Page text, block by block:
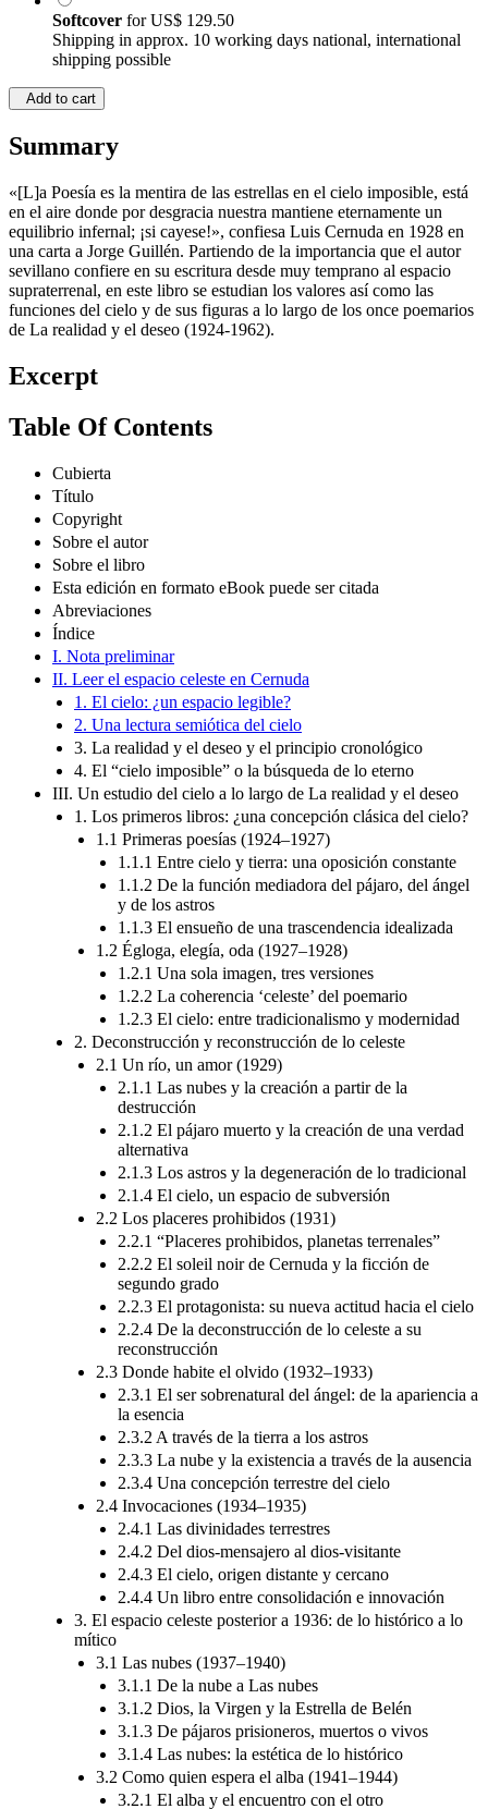
Softcover forUS$ 129.50
Shipping in approx. 10 working days national, international
shipping possible
Add to cart
Summary
«[L]a Poesía es la mentira de las estrellas en el cielo imposible, está
en el aire donde por desgracia nuestra mantiene eternamente un
equilibrio infernal; ¡si cayese!», confiesa Luis Cernuda en 1928 en
una carta a Jorge Guillén. Partiendo de la importancia que el autor
sevillano confiere en su escritura desde muy temprano al espacio
supraterrenal, en este libro se estudian los valores así como las
funciones del cielo y de sus figuras a lo largo de los once poemarios
de La realidad y el deseo (1924-1962).
Excerpt
Table Of Contents
Cubierta
Título
Copyright
Sobre el autor
Sobre el libro
Esta edición en formato eBook puede ser citada
Abreviaciones
Índice
I. Nota preliminar
II. Leer el espacio celeste en Cernuda
1. El cielo: ¿un espacio legible?
2. Una lectura semiótica del cielo
3. La realidad y el deseo y el principio cronológico
4. El “cielo imposible” o la búsqueda de lo eterno
III. Un estudio del cielo a lo largo de La realidad y el deseo
1. Los primeros libros: ¿una concepción clásica del cielo?
1.1 Primeras poesías (1924–1927)
1.1.1 Entre cielo y tierra: una oposición constante
1.1.2 De la función mediadora del pájaro, del ángel
y de los astros
1.1.3 El ensueño de una trascendencia idealizada
1.2 Égloga, elegía, oda (1927–1928)
1.2.1 Una sola imagen, tres versiones
1.2.2 La coherencia ‘celeste’ del poemario
1.2.3 El cielo: entre tradicionalismo y modernidad
2. Deconstrucción y reconstrucción de lo celeste
2.1 Un río, un amor (1929)
2.1.1 Las nubes y la creación a partir de la
destrucción
2.1.2 El pájaro muerto y la creación de una verdad
alternativa
2.1.3 Los astros y la degeneración de lo tradicional
2.1.4 El cielo, un espacio de subversión
2.2 Los placeres prohibidos (1931)
2.2.1 “Placeres prohibidos, planetas terrenales”
2.2.2 El soleil noir de Cernuda y la ficción de
segundo grado
2.2.3 El protagonista: su nueva actitud hacia el cielo
2.2.4 De la deconstrucción de lo celeste a su
reconstrucción
2.3 Donde habite el olvido (1932–1933)
2.3.1 El ser sobrenatural del ángel: de la apariencia a
la esencia
2.3.2 A través de la tierra a los astros
2.3.3 La nube y la existencia a través de la ausencia
2.3.4 Una concepción terrestre del cielo
2.4 Invocaciones (1934–1935)
2.4.1 Las divinidades terrestres
2.4.2 Del dios-mensajero al dios-visitante
2.4.3 El cielo, origen distante y cercano
2.4.4 Un libro entre consolidación e innovación
3. El espacio celeste posterior a 1936: de lo histórico a lo
mítico
3.1 Las nubes (1937–1940)
3.1.1 De la nube a Las nubes
3.1.2 Dios, la Virgen y la Estrella de Belén
3.1.3 De pájaros prisioneros, muertos o vivos
3.1.4 Las nubes: la estética de lo histórico
3.2 Como quien espera el alba (1941–1944)
3.2.1 El alba y el encuentro con el otro